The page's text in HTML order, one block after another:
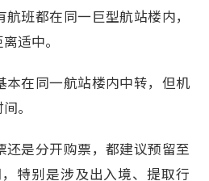
班都在同一巨型航站楼内，
适中。
本在同一航站楼内中转，但机
。
还是分开购票，都建议预留至
特别是涉及出入境、提取行